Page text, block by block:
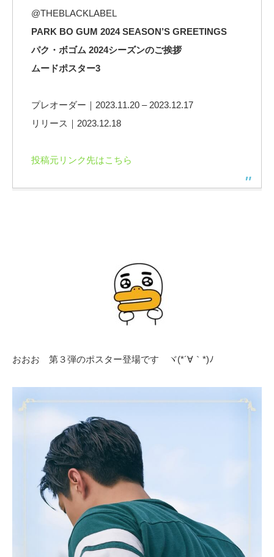
@THEBLACKLABEL
PARK BO GUM 2024 SEASON’S GREETINGS
パク・ボゴム 2024シーズンのご挨拶
ムードポスター3
プレオーダー｜2023.11.20 – 2023.12.17
リリース｜2023.12.18
投稿元リンク先はこちら
おおお 第３弾のポスター登場です ヾ(*´∀｀*)ﾉ